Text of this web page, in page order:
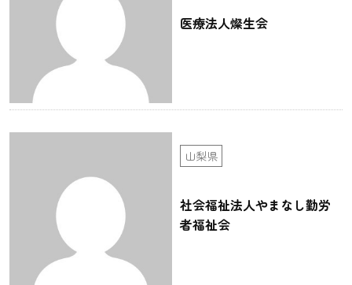
医療法人燦生会
山梨県
社会福祉法人やまなし勤労
者福祉会